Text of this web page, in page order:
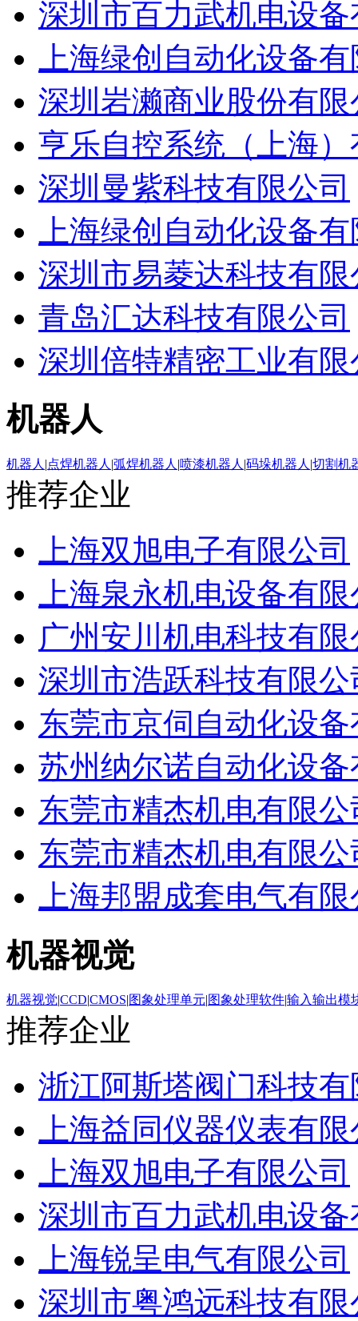
深圳市百力武机电设
上海绿创自动化设备
深圳岩濑商业股份有限
亨乐自控系统（上海
深圳曼紫科技有限公司
上海绿创自动化设备
深圳市易菱达科技有限
青岛汇达科技有限公司
深圳倍特精密工业有限
机器人
机器人 |点焊机器人 |弧焊机器人 |喷漆机器人 |码垛机器人 |切割机
推荐企业
上海双旭电子有限公司
上海泉永机电设备有
广州安川机电科技有
深圳市浩跃科技有限公
东莞市京伺自动化设
苏州纳尔诺自动化设
东莞市精杰机电有限公
东莞市精杰机电有限公
上海邦盟成套电气有
机器视觉
机器视觉|CCD|CMOS|图象处理单元|图象处理软件|输入输出模
推荐企业
浙江阿斯塔阀门科技
上海益同仪器仪表有
上海双旭电子有限公司
深圳市百力武机电设
上海锐呈电气有限公司
深圳市粤鸿远科技有